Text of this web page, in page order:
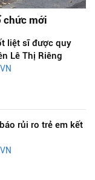
chức mới
liệt sĩ được quy
Lê Thị Riêng
rủi ro trẻ em kết